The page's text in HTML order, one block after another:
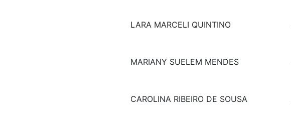
LARA MARCELI QUINTINO
MARIANY SUELEM MENDES
CAROLINA RIBEIRO DE SOUSA